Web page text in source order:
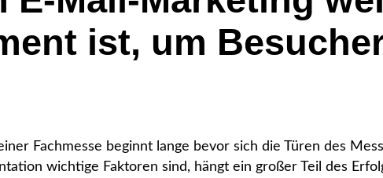
ist, um
Fachmesse beginnt lange bevor sich die Türen des
wichtige Faktoren sind, hängt ein großer Teil des